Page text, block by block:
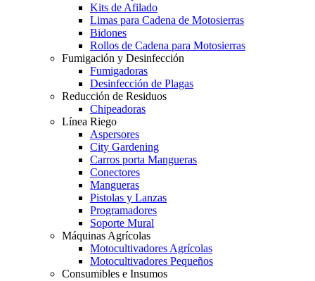
Kits de Afilado
Limas para Cadena de Motosierras
Bidones
Rollos de Cadena para Motosierras
Fumigación y Desinfección
Fumigadoras
Desinfección de Plagas
Reducción de Residuos
Chipeadoras
Línea Riego
Aspersores
City Gardening
Carros porta Mangueras
Conectores
Mangueras
Pistolas y Lanzas
Programadores
Soporte Mural
Máquinas Agrícolas
Motocultivadores Agrícolas
Motocultivadores Pequeños
Consumibles e Insumos